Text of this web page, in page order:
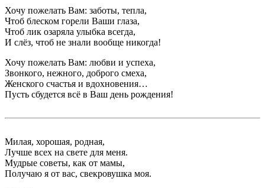
Хочу пожелать Вам: заботы, тепла,
Чтоб блеском горели Ваши глаза,
Чтоб лик озаряла улыбка всегда,
И слёз, чтоб не знали вообще никогда!
Хочу пожелать Вам: любви и успеха,
Звонкого, нежного, доброго смеха,
Женского счастья и вдохновения…
Пусть сбудется всё в Ваш день рождения!
Милая, хорошая, родная,
Лучше всех на свете для меня.
Мудрые советы, как от мамы,
Получаю я от вас, свекровушка моя.